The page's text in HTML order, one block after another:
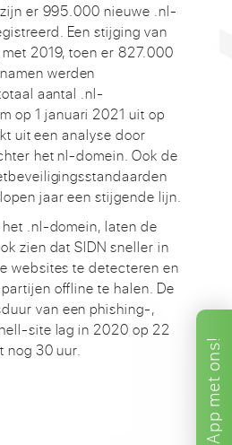
App
met
ons!
er 995.000 nieuwe .nl-
Een stijging van
2019, toen er 827.000
werden
aantal .nl-
op 1 januari 2021 uit op
uit een analyse door
het nl-domein. Ook de
jaar een stijgende lijn.
.nl-domein, laten de
zien dat SIDN sneller in
websites te detecteren en
offline te halen. De
van een phishing-,
site lag in 2020 op 22
nog 30 uur.